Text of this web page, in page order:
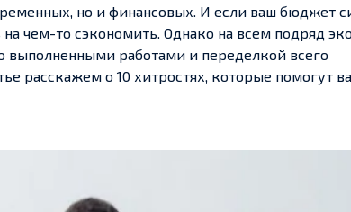
но и финансовых. И если ваш бюджет
чем-то сэкономить. Однако на всем подряд
выполненными работами и переделкой всего
расскажем о 10 хитростях, которые помогут